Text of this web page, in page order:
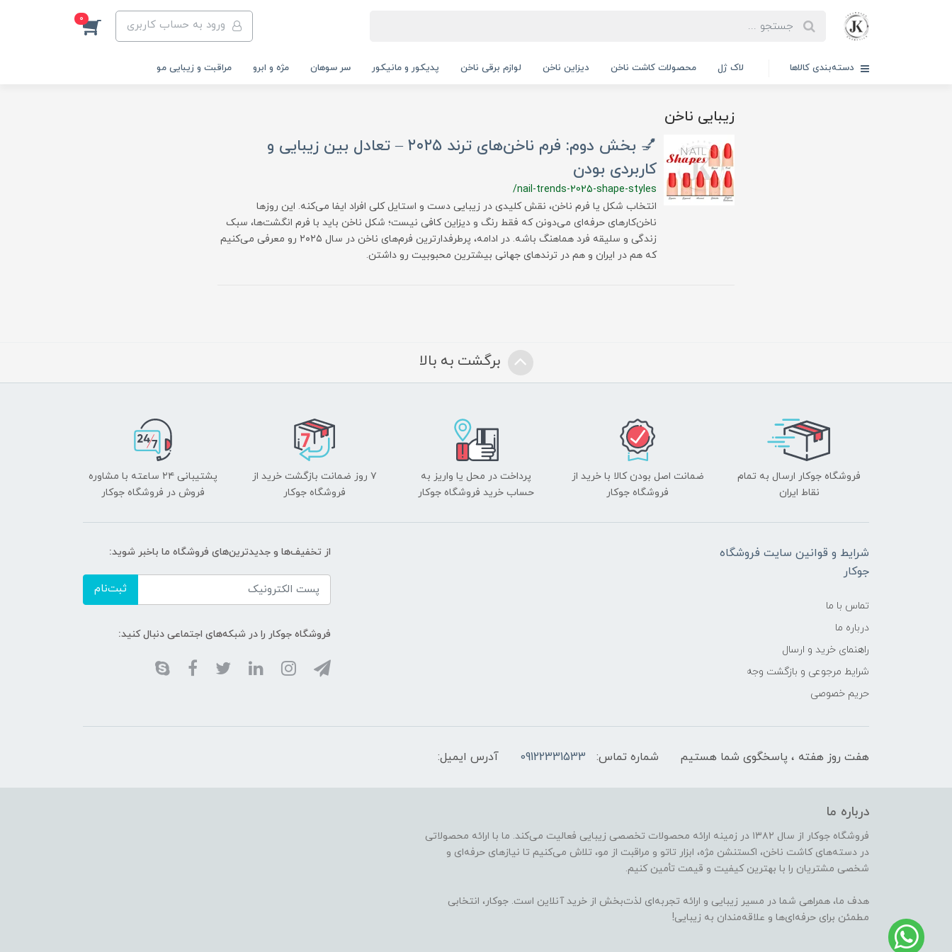
ورود به حساب کاربری 0
دسته‌بندی کالاها لاک ژل محصولات کاشت ناخن دیزاین ناخن لوازم برقی ناخن پدیکور و مانیکور سر سوهان مژه و ابرو مراقبت و زیبایی مو
زیبایی ناخن
💅 بخش دوم: فرم ناخن‌های ترند ۲۰۲۵ – تعادل بین زیبایی و
کاربردی بودن
/nail-trends-2025-shape-styles
انتخاب شکل یا فرم ناخن، نقش کلیدی در زیبایی دست و استایل کلی افراد ایفا می‌کنه. این روزها
ناخن‌کارهای حرفه‌ای می‌دونن که فقط رنگ و دیزاین کافی نیست؛ شکل ناخن باید با فرم انگشت‌ها، سبک
زندگی و سلیقه فرد هماهنگ باشه. در ادامه، پرطرفدارترین فرم‌های ناخن در سال ۲۰۲۵ رو معرفی می‌کنیم
که هم در ایران و هم در ترندهای جهانی بیشترین محبوبیت رو داشتن.
برگشت به بالا
فروشگاه جوکار ارسال به تمام
نقاط ایران
ضمانت اصل بودن کالا با خرید از
فروشگاه جوکار
پرداخت در محل یا واریز به
حساب خرید فروشگاه جوکار
۷ روز ضمانت بازگشت خرید از
فروشگاه جوکار
پشتیبانی ۲۴ ساعته با مشاوره
فروش در فروشگاه جوکار
شرایط و قوانین سایت فروشگاه
جوکار
تماس با ما
درباره ما
راهنمای خرید و ارسال
شرایط مرجوعی و بازگشت وجه
حریم خصوصی
از تخفیف‌ها و جدیدترین‌های فروشگاه ما باخبر شوید:
ثبت‌نام
فروشگاه جوکار را در شبکه‌های اجتماعی دنبال کنید:
هفت روز هفته ، پاسخگوی شما هستیم شماره تماس: 09122331533 آدرس ایمیل:
درباره ما
فروشگاه جوکار از سال ۱۳۸۲ در زمینه ارائه محصولات تخصصی زیبایی فعالیت می‌کند. ما با ارائه محصولاتی
در دسته‌های کاشت ناخن، اکستنشن مژه، ابزار تاتو و مراقبت از مو، تلاش می‌کنیم تا نیازهای حرفه‌ای و
شخصی مشتریان را با بهترین کیفیت و قیمت تأمین کنیم.
هدف ما، همراهی شما در مسیر زیبایی و ارائه تجربه‌ای لذت‌بخش از خرید آنلاین است. جوکار، انتخابی
مطمئن برای حرفه‌ای‌ها و علاقه‌مندان به زیبایی!